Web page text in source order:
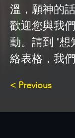
溫，願神的
歡迎您與我
動。請到 "想
絡表格，我
< Previous